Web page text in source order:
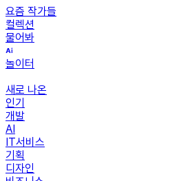
요즘 작가들
컬렉션
물어봐
놀이터
새로 나온
인기
개발
AI
IT서비스
기획
디자인